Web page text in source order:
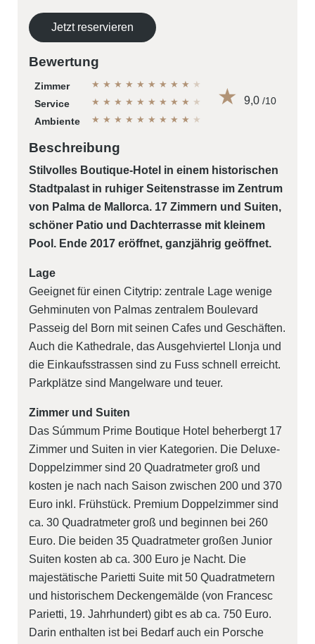
Jetzt reservieren
Bewertung
Zimmer ★ ★ ★ ★ ★ ★ ★ ★ ★ ★
Service ★ ★ ★ ★ ★ ★ ★ ★ ★ ★
Ambiente ★ ★ ★ ★ ★ ★ ★ ★ ★ ★
9,0 /10
Beschreibung
Stilvolles Boutique-Hotel in einem historischen
Stadtpalast in ruhiger Seitenstrasse im Zentrum
von Palma de Mallorca. 17 Zimmern und Suiten,
schöner Patio und Dachterrasse mit kleinem
Pool. Ende 2017 eröffnet, ganzjährig geöffnet.
Lage
Geeignet für einen Citytrip: zentrale Lage wenige
Gehminuten von Palmas zentralem Boulevard
Passeig del Born mit seinen Cafes und Geschäften.
Auch die Kathedrale, das Ausgehviertel Llonja und
die Einkaufsstrassen sind zu Fuss schnell erreicht.
Parkplätze sind Mangelware und teuer.
Zimmer und Suiten
Das Súmmum Prime Boutique Hotel beherbergt 17
Zimmer und Suiten in vier Kategorien. Die Deluxe-
Doppelzimmer sind 20 Quadratmeter groß und
kosten je nach nach Saison zwischen 200 und 370
Euro inkl. Frühstück. Premium Doppelzimmer sind
ca. 30 Quadratmeter groß und beginnen bei 260
Euro. Die beiden 35 Quadratmeter großen Junior
Suiten kosten ab ca. 300 Euro je Nacht. Die
majestätische Parietti Suite mit 50 Quadratmetern
und historischem Deckengemälde (von Francesc
Parietti, 19. Jahrhundert) gibt es ab ca. 750 Euro.
Darin enthalten ist bei Bedarf auch ein Porsche